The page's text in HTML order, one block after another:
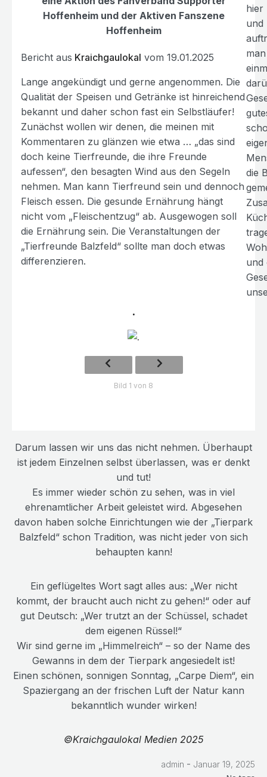
Hoffenheim und der Aktiven Fanszene
Hoffenheim
Bericht aus Kraichgaulokal vom 19.01.2025
Lange angekündigt und gerne angenommen. Die
Qualität der Speisen und Getränke ist hinreichend
bekannt und daher schon fast ein Selbstläufer!
Zunächst wollen wir denen, die meinen mit
Kommentaren zu glänzen wie etwa … „das sind
doch keine Tierfreunde, die ihre Freunde
aufessen“, den besagten Wind aus den Segeln
nehmen. Man kann Tierfreund sein und dennoch
Fleisch essen. Die gesunde Ernährung hängt
nicht vom „Fleischentzug“ ab. Ausgewogen soll
die Ernährung sein. Die Veranstaltungen der
„Tierfreunde Balzfeld“ sollte man doch etwas
differenzieren.
.
Bild 1 von 8
hier
und
die
und
Darum lassen wir uns das nicht nehmen. Überhaupt
ist jedem Einzelnen selbst überlassen, was er denkt
und tut!
Es immer wieder schön zu sehen, was in viel
ehrenamtlicher Arbeit geleistet wird. Abgesehen
davon haben solche Einrichtungen wie der „Tierpark
Balzfeld“ schon Tradition, was nicht jeder von sich
behaupten kann!
Ein geflügeltes Wort sagt alles aus: „Wer nicht
kommt, der braucht auch nicht zu gehen!“ oder auf
gut Deutsch: „Wer trutzt an der Schüssel, schadet
dem eigenen Rüssel!“
Wir sind gerne im „Himmelreich“ – so der Name des
Gewanns in dem der Tierpark angesiedelt ist!
Einen schönen, sonnigen Sonntag, „Carpe Diem“, ein
Spaziergang an der frischen Luft der Natur kann
bekanntlich wunder wirken!
©Kraichgaulokal Medien 2025
admin - Januar 19, 2025